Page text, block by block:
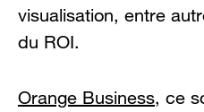
visualisation, entre
du ROI.
Orange Business, ce